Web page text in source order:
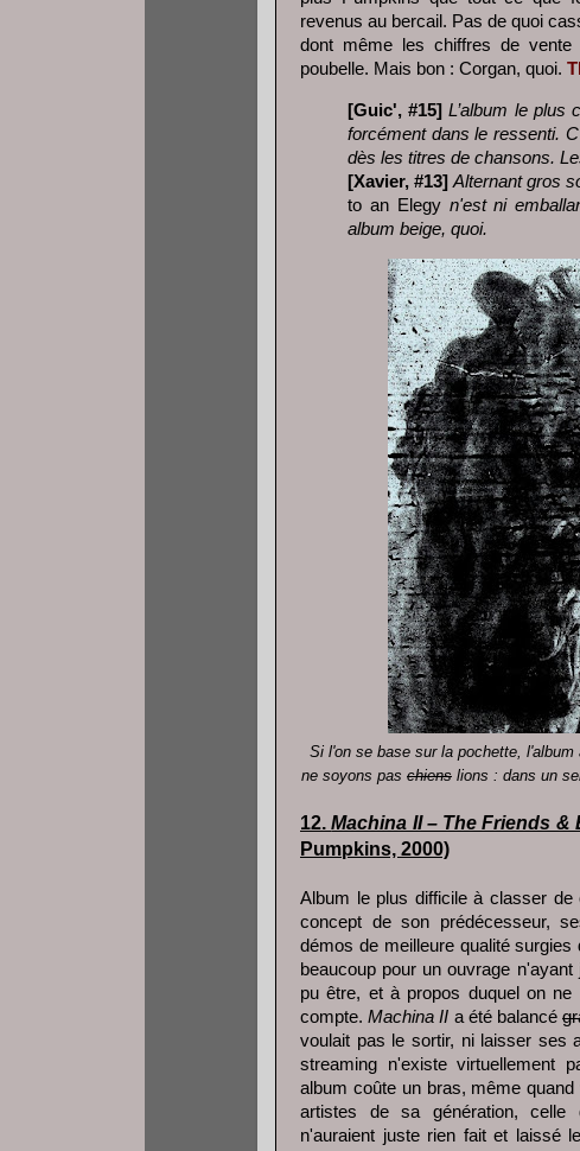
revenus au bercail. Pas de quoi
dont même les chiffres de
poubelle. Mais bon : Corgan, quoi.
[Guic', #15] L’album le
forcément dans le ressenti.
dès les titres de chansons.
[Xavier, #13] Alternant gros
to an Elegy n'est ni
album beige, quoi.
Si l'on se base sur la pochette, l'album
ne soyons pas chiens lions : dans un
12.Machina II – The Friends
Pumpkins, 2000)
Album le plus difficile à classer
concept de son prédécesseur,
démos de meilleure qualité
beaucoup pour un ouvrage
pu être, et à propos duquel on
compte.Machina II a été balancé
voulait pas le sortir, ni laisser ses
streaming n'existe virtuellement
album coûte un bras, même
artistes de sa génération, celle
n'auraient juste rien fait et laissé